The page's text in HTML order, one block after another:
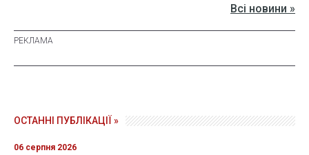
Всі новини »
ОСТАННІ ПУБЛІКАЦІЇ »
06 серпня 2026